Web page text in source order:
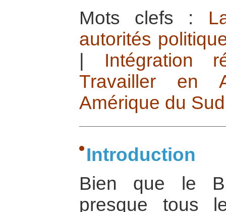
Mots clefs :
autorités
Intégration
Travailler en
Amérique du Sud
Introduction
Bien que le
presque tous